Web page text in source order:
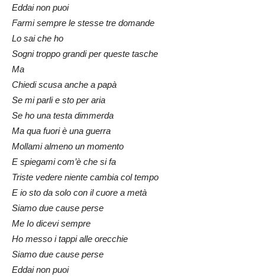
Eddai non puoi
Farmi sempre le stesse tre domande
Lo sai che ho
Sogni troppo grandi per queste tasche
Ma
Chiedi scusa anche a papà
Se mi parli e sto per aria
Se ho una testa dimmerda
Ma qua fuori è una guerra
Mollami almeno un momento
E spiegami com’è che si fa
Triste vedere niente cambia col tempo
E io sto da solo con il cuore a metà
Siamo due cause perse
Me Io dicevi sempre
Ho messo i tappi alle orecchie
Siamo due cause perse
Eddai non puoi